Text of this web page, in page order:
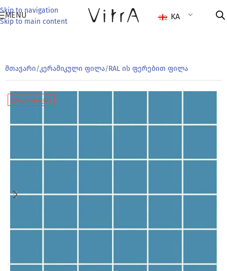
Skip to navigation
Skip to main content
MENU KA
მთავარი/კერამიკული ფილა/RAL ის ფერებით ფილა
ლიკვიდაცია